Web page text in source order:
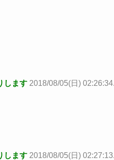
します 2018/08/05(日)
します 2018/08/05(日)